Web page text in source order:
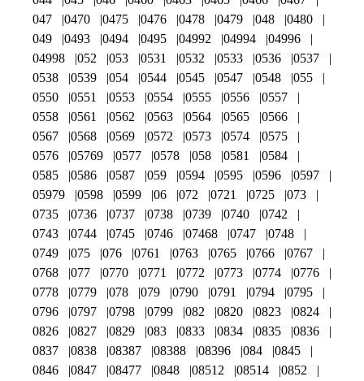
047
0470 0475 0476 0478 0479 048
0480
049
0493 0494 0495 04992 04994
04996
04998
052 053 0531 0532 0533 0536
0537
0538
0539 054 0544 0545 0547 0548
055
0550
0551 0553 0554 0555 0556
0557
0558
0561 0562 0563 0564 0565
0566
0567
0568 0569 0572 0573 0574
0575
0576
05769 0577 0578 058 0581
0584
0585
0586 0587 059 0594 0595 0596
0597
05979
0598 0599 06 072 0721 0725
073
0735
0736 0737 0738 0739 0740
0742
0743
0744 0745 0746 07468 0747
0748
0749
075 076 0761 0763 0765 0766
0767
0768
077 0770 0771 0772 0773 0774
0776
0778
0779 078 079 0790 0791 0794
0795
0796
0797 0798 0799 082 0820 0823
0824
0826
0827 0829 083 0833 0834 0835
0836
0837
0838 08387 08388 08396 084
0845
0846
0847 08477 0848 08512 08514
0852